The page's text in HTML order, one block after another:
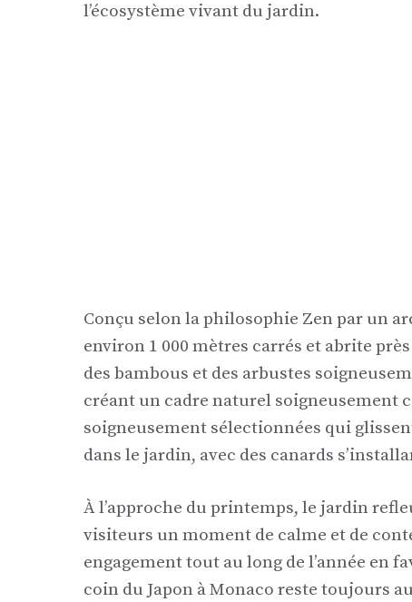
l’écosystème vivant du jardin.
Conçu selon la philosophie Zen par un
environ 1 000 mètres carrés et abrite
des bambous et des arbustes
créant un cadre naturel soigneusement
soigneusement sélectionnées qui
dans le jardin, avec des canards
À l’approche du printemps, le jardin
visiteurs un moment de calme et de
engagement tout au long de l’année en
coin du Japon à Monaco reste toujours